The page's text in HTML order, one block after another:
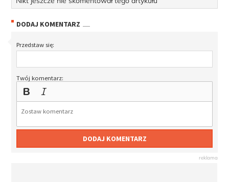
DODAJ KOMENTARZ
Przedstaw się:
Twój komentarz:
DODAJ KOMENTARZ